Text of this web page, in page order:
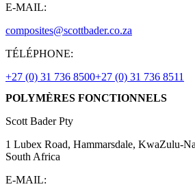
E-MAIL:
composites@scottbader.co.za
TÉLÉPHONE:
+27 (0) 31 736 8500+27 (0) 31 736 8511
POLYMÈRES FONCTIONNELS
Scott Bader Pty
1 Lubex Road, Hammarsdale, KwaZulu-
South Africa
E-MAIL: